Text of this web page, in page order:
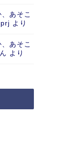
あそこ
より
あそこ
より